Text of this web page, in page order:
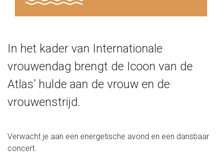
In het kader van Internationale
vrouwendag brengt de Icoon van de
Atlas’ hulde aan de vrouw en de
vrouwenstrijd.
Verwacht je aan een energetische avond en een dansbaar
concert.